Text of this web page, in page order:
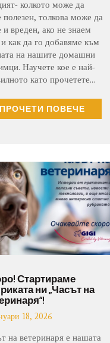
колкото може да
полезен, толкова може да
и вреден, ако не знаем
и как да го добавяме към
на нашите домашни
Научете кое е най-
като прочетете…
ПРОЧЕТИ ПОВЕЧЕ
Стартираме
ни „Часът на
18, 2026
на ветеринаря е нашата